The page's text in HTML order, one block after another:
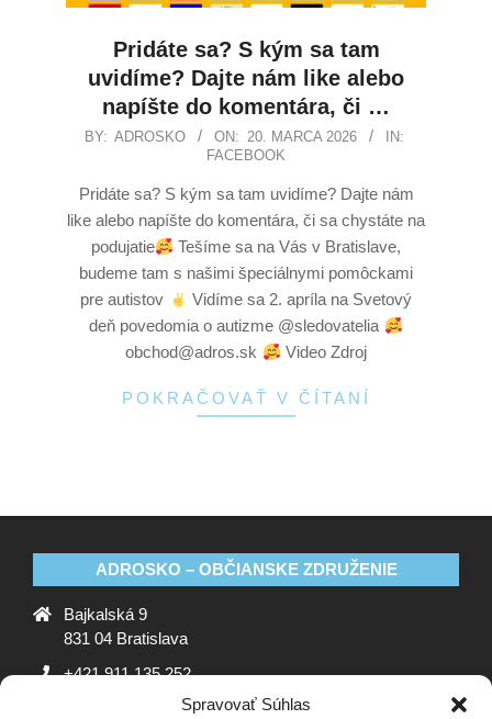
Spravovať Súhlas
Pridáte sa? S kým sa tam
uvidíme? Dajte nám like alebo
napíšte do komentára, či …
BY: ADROSKO ON: 20. MARCA 2026
IN:
FACEBOOK
Pridáte sa? S kým sa tam uvidíme? Dajte nám
like alebo napíšte do komentára, či sa chystáte na
podujatie
Tešíme sa na Vás v Bratislave,
budeme tam s našimi špeciálnymi pomôckami
pre autistov
Vidíme sa 2. apríla na Svetový
deň povedomia o autizme @sledovatelia
obchod@adros.sk
Video Zdroj
POKRAČOVAŤ V ČÍTANÍ
ADROSKO – OBČIANSKE ZDRUŽENIE
Bajkalská 9
831 04 Bratislava
+421 911 135 252